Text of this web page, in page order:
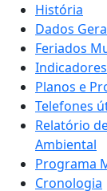
História
Dados
Feriados
Planos e
Telefones
Relatório
Ambiental
Programa
Cronologia